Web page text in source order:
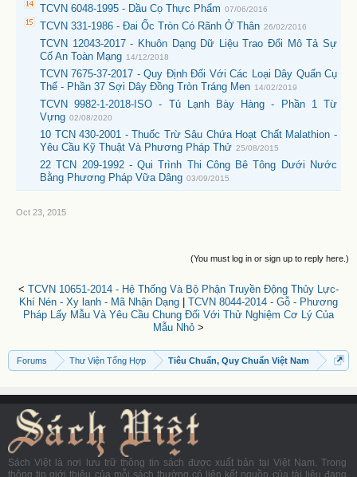
TCVN 6048-1995 - Dầu Cọ Thực Phẩm 07/06/2016
TCVN 331-1986 - Đai Ốc Tròn Có Rãnh Ở Thân 26/02/2016
TCVN 12043-2017 - Khuôn Dạng Dữ Liệu Trao Đổi Mô Tả Sự
Cố An Toàn Mạng 14/12/2018
TCVN 7675-37-2017 - Quy Định Đối Với Các Loại Dây Quấn Cụ
Thể - Phần 37 Sợi Dây Đồng Tròn Tráng Men 14/02/2019
TCVN 9982-1-2018-ISO - Tủ Lạnh Bày Hàng - Phần 1 Từ
Vựng 02/08/2020
10 TCN 430-2001 - Thuốc Trừ Sâu Chứa Hoạt Chất Malathion -
Yêu Cầu Kỹ Thuật Và Phương Pháp Thử 25/08/2015
22 TCN 209-1992 - Qui Trình Thi Công Bê Tông Dưới Nước
Bằng Phương Pháp Vữa Dâng 03/09/2015
Oct 23, 2015
(You must log in or sign up to reply here.)
< TCVN 10651-2014 - Hệ Thống Và Bộ Phận Truyền Động Thủy Lực-
Khí Nén - Xy lanh - Mã Nhận Dạng
TCVN 8044-2014 - Gỗ - Phương
Pháp Lấy Mẫu Và Yêu Cầu Chung Đối Với Thử Nghiệm Cơ Lý Của
Mẫu Nhỏ >
Forums Thư Viện Tổng Hợp Tiêu Chuẩn, Quy Chuẩn Việt Nam
Sách Việt là nơi lưu trữ thông tin sách được xuất bản tại Việt Nam. Trong
thông tin giới thiệu của mỗi sách thường có liên kết nguồn của tài liệu đang